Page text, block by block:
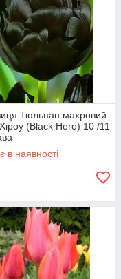
Тюльпан махровий
(Black Hero) 10 /11
в наявності